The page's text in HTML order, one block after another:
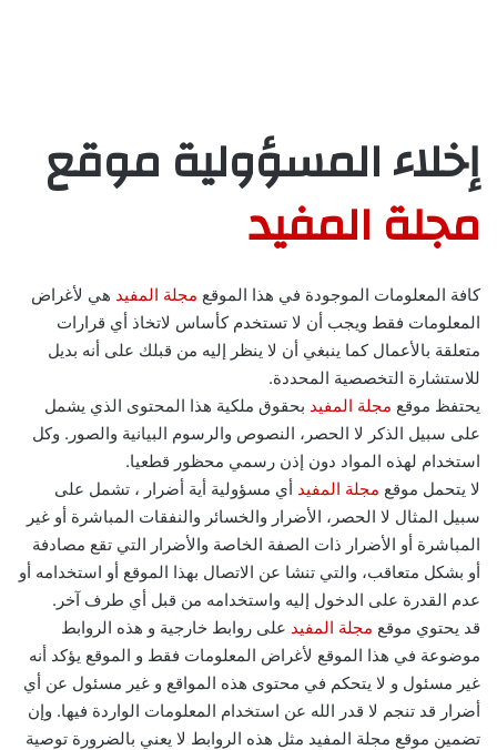
إخلاء المسؤولية موقع
مجلة المفيد
كافة المعلومات الموجودة في هذا الموقع مجلة المفيد هي لأغراض
المعلومات فقط ويجب أن لا تستخدم كأساس لاتخاذ أي قرارات
متعلقة بالأعمال كما ينبغي أن لا ينظر إليه من قبلك على أنه بديل
للاستشارة التخصصية المحددة.
يحتفظ موقع مجلة المفيد بحقوق ملكية هذا المحتوى الذي يشمل
على سبيل الذكر لا الحصر، النصوص والرسوم البيانية والصور. وكل
استخدام لهذه المواد دون إذن رسمي محظور قطعيا.
لا يتحمل موقع مجلة المفيد أي مسؤولية أية أضرار ، تشمل على
سبيل المثال لا الحصر، الأضرار والخسائر والنفقات المباشرة أو غير
المباشرة أو الأضرار ذات الصفة الخاصة والأضرار التي تقع مصادفة
أو بشكل متعاقب، والتي تنشا عن الاتصال بهذا الموقع أو استخدامه أو
عدم القدرة على الدخول إليه واستخدامه من قبل أي طرف آخر.
قد يحتوي موقع مجلة المفيد على روابط خارجية و هذه الروابط
موضوعة في هذا الموقع لأغراض المعلومات فقط و الموقع يؤكد أنه
غير مسئول و لا يتحكم في محتوى هذه المواقع و غير مسئول عن أي
أضرار قد تنجم لا قدر الله عن استخدام المعلومات الواردة فيها. وإن
تضمين موقع مجلة المفيد مثل هذه الروابط لا يعني بالضرورة توصية